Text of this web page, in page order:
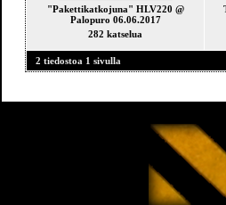
"Pakettikatkojuna" HLV220 @
Palopuro 06.06.2017
282 katselua
2 tiedostoa 1 sivulla